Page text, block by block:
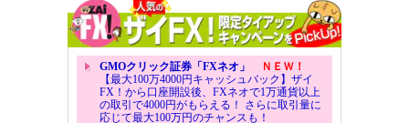
GMOクリック証券「FXネオ」
ＮＥＷ！
【最大100万4000円キャッシュバック】ザイ
FX！から口座開設後、FXネオで1万通貨以上
の取引で4000円がもらえる！ さらに取引量に
応じて最大100万円のチャンスも！